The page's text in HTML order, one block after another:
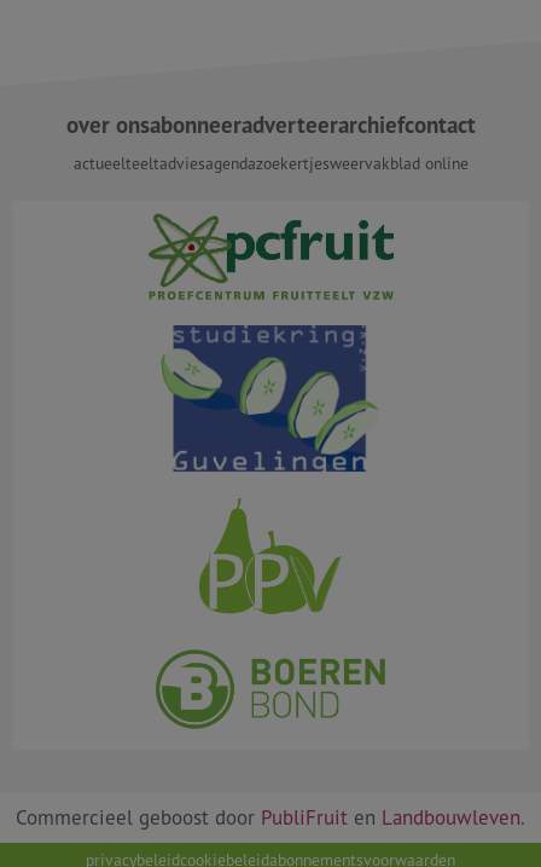
over onsabonneeradverteerarchiefcontact
actueelteeltadviesagendazoekertjesweervakblad online
Commercieel geboost door PubliFruit en Landbouwleven.
privacybeleidcookiebeleidabonnementsvoorwaarden